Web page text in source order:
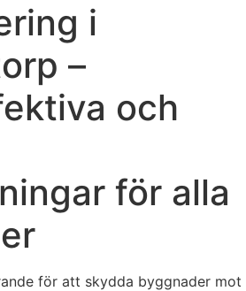
i
–
och
för alla
för att skydda byggnader mot